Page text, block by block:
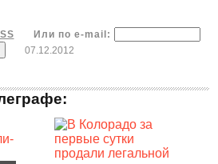
Или по e-mail:
07.12.2012